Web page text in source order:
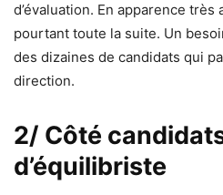
d’évaluation. En apparence
pourtant toute la suite. Un
des dizaines de candidats qui
direction.
2/ Côté
d’équilibriste